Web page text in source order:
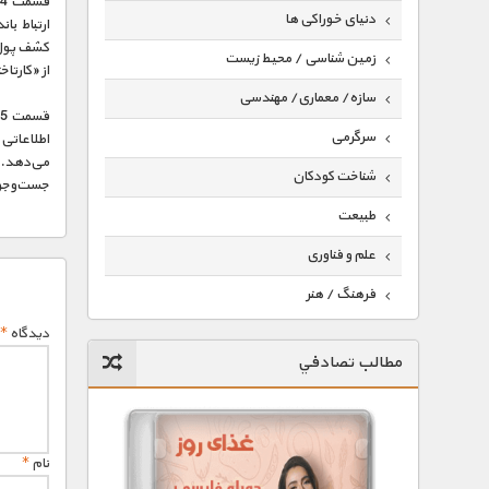
دنیای خوراکی ها
زمین شناسی / محیط زیست
سازه/ معماری/ مهندسی
سرگرمی
شناخت کودکان
طبیعت
علم و فناوری
فرهنگ / هنر
گردشگری
ماورایی
مسابقات / ورزشی
مطالب تصادفي
ارتباط
کشف
از
می‌دهد.
جست‌و‌جو
دیدگاه*
نام*